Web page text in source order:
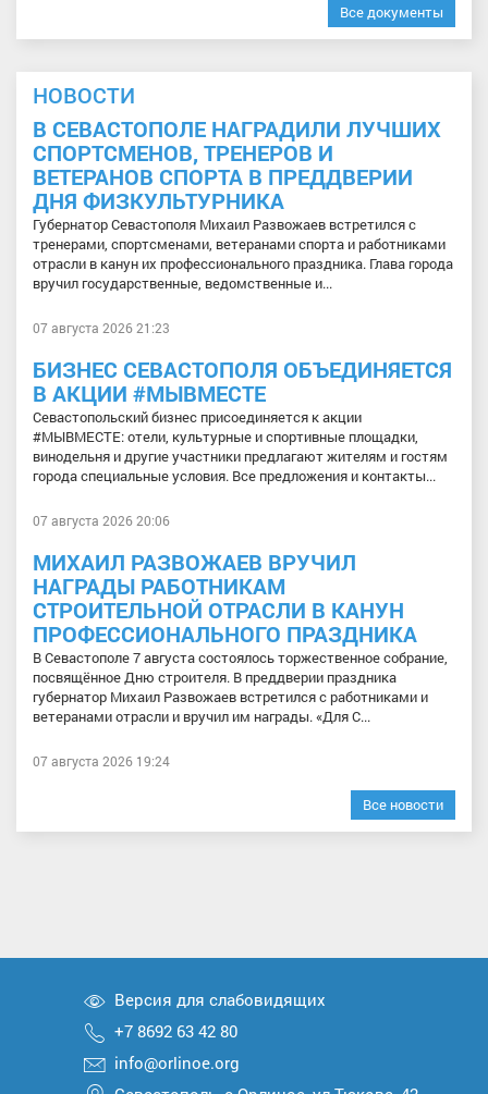
Все документы
НОВОСТИ
В СЕВАСТОПОЛЕ НАГРАДИЛИ ЛУЧШИХ
СПОРТСМЕНОВ, ТРЕНЕРОВ И
ВЕТЕРАНОВ СПОРТА В ПРЕДДВЕРИИ
ДНЯ ФИЗКУЛЬТУРНИКА
Губернатор Севастополя Михаил Развожаев встретился с
тренерами, спортсменами, ветеранами спорта и работниками
отрасли в канун их профессионального праздника. Глава города
вручил государственные, ведомственные и...
07 августа 2026 21:23
БИЗНЕС СЕВАСТОПОЛЯ ОБЪЕДИНЯЕТСЯ
В АКЦИИ #МЫВМЕСТЕ
Севастопольский бизнес присоединяется к акции
#МЫВМЕСТЕ: отели, культурные и спортивные площадки,
винодельня и другие участники предлагают жителям и гостям
города специальные условия. Все предложения и контакты...
07 августа 2026 20:06
МИХАИЛ РАЗВОЖАЕВ ВРУЧИЛ
НАГРАДЫ РАБОТНИКАМ
СТРОИТЕЛЬНОЙ ОТРАСЛИ В КАНУН
ПРОФЕССИОНАЛЬНОГО ПРАЗДНИКА
В Севастополе 7 августа состоялось торжественное собрание,
посвящённое Дню строителя. В преддверии праздника
губернатор Михаил Развожаев встретился с работниками и
ветеранами отрасли и вручил им награды. «Для С...
07 августа 2026 19:24
Все новости
Версия для слабовидящих
+7 8692 63 42 80
info@orlinoe.org